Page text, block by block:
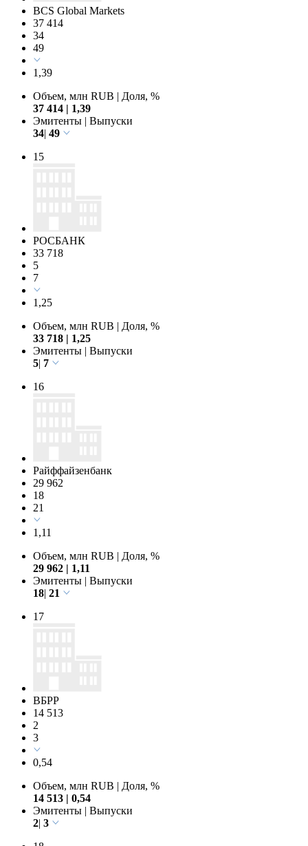
BCS Global Markets
37 414
34
49
1,39
Объем, млн RUB | Доля, %
37 414 | 1,39
Эмитенты | Выпуски
34| 49
15
РОСБАНК
33 718
5
7
1,25
Объем, млн RUB | Доля, %
33 718 | 1,25
Эмитенты | Выпуски
5| 7
16
Райффайзенбанк
29 962
18
21
1,11
Объем, млн RUB | Доля, %
29 962 | 1,11
Эмитенты | Выпуски
18| 21
17
ВБРР
14 513
2
3
0,54
Объем, млн RUB | Доля, %
14 513 | 0,54
Эмитенты | Выпуски
2| 3